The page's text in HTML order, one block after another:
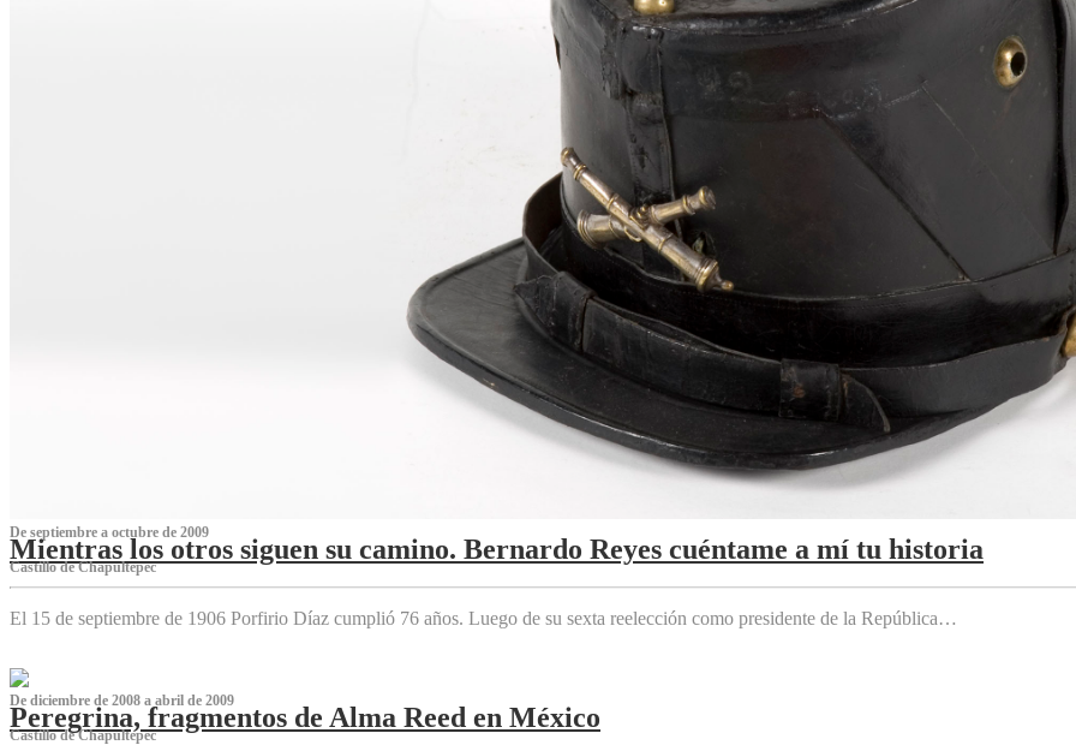
De septiembre a octubre de 2009
Mientras los otros siguen su camino. Bernardo Reyes cuéntame a mí tu historia
Castillo de Chapultepec
El 15 de septiembre de 1906 Porfirio Díaz cumplió 76 años. Luego de su sexta reelección como presidente de la República…
De diciembre de 2008 a abril de 2009
Peregrina, fragmentos de Alma Reed en México
Castillo de Chapultepec